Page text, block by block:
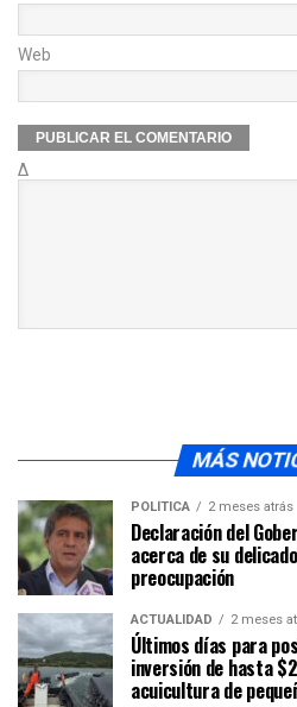
Web
Δ
MÁS
POLÍTICA 2 meses atrás
Declaración del
acerca de su
preocupación
ACTUALIDAD 2 meses
Últimos días para
inversión de hasta
acuicultura de